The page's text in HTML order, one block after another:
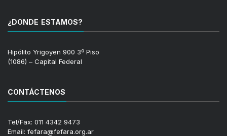
¿DONDE ESTAMOS?
Hipólito Yrigoyen 900 3º Piso
(1086) – Capital Federal
CONTÁCTENOS
Tel/Fax: 011 4342 9473
Email: fefara@fefara.org.ar